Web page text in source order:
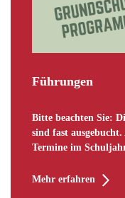
Führungen
Bitte beachten Sie:
sind fast
Termine im
Mehr erfahren